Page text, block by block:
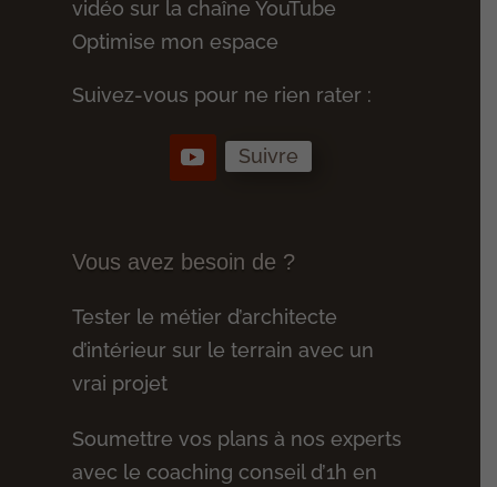
vidéo sur la chaîne YouTube
Optimise mon espace
Suivez-vous pour ne rien rater :
Suivre
Vous avez besoin de ?
Tester le métier d’architecte
d’intérieur sur le terrain avec un
vrai projet
Soumettre vos plans à nos experts
avec le coaching conseil d’1h en